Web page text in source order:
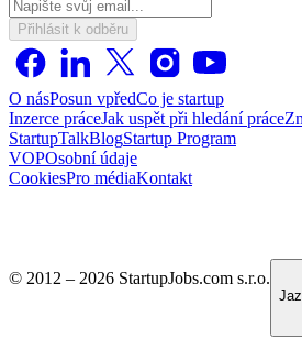
Přihlásit k odběru
O násPosun vpředCo je startup
Inzerce práceJak uspět při hledání práce
StartupTalkBlogStartup Program
VOPOsobní údaje
CookiesPro médiaKontakt
© 2012 – 2026 StartupJobs.com s.r.o.